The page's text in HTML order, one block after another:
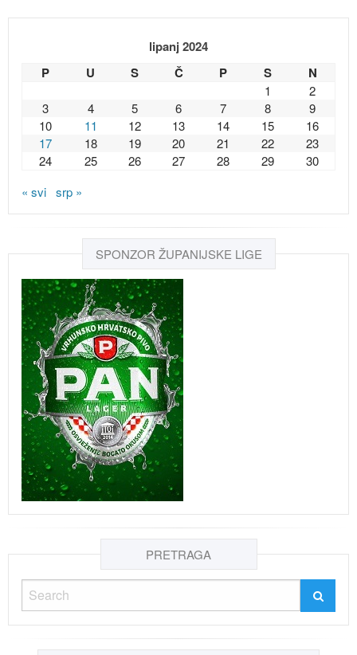
lipanj 2024
P
U S Č P S N
1
2
3
4 5 6 7 8
9
10
11 12 13 14 15
16
17
18 19 20 21 22
23
24
25 26 27 28 29
30
« svi srp »
SPONZOR ŽUPANIJSKE LIGE
PRETRAGA